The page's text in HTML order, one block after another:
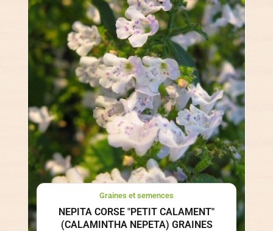
Graines et semences
NEPITA CORSE "PETIT CALAMENT"
(CALAMINTHA NEPETA) GRAINES